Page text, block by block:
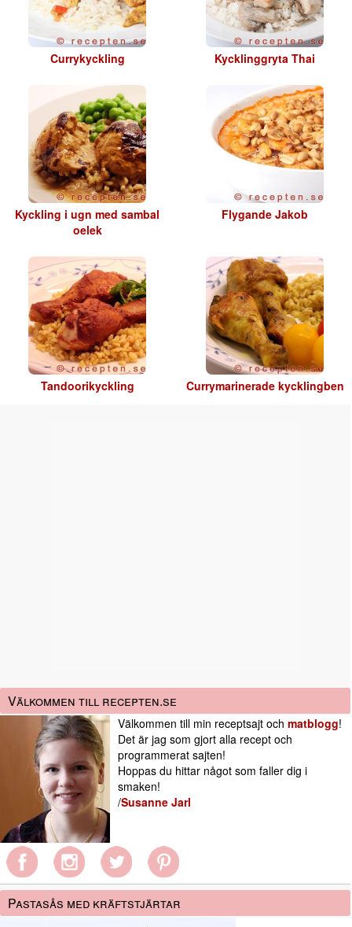
Currykyckling Kycklinggryta Thai
Kyckling i ugn med sambal
oelek
Flygande Jakob
Tandoorikyckling Currymarinerade kycklingben
Välkommen till recepten.se
Välkommen till min receptsajt och matblogg!
Det är jag som gjort alla recept och
programmerat sajten!
Hoppas du hittar något som faller dig i
smaken!
/Susanne Jarl
Pastasås med kräftstjärtar